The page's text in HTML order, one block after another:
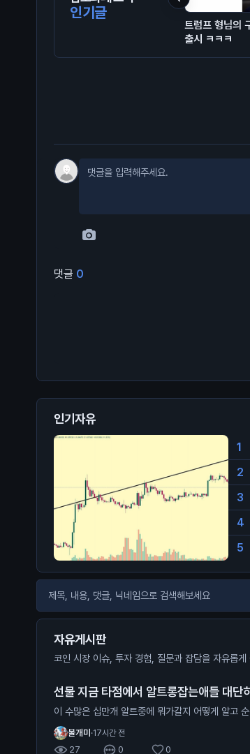
인기글
트럼프 형님의
출시 ㅋㅋㅋ
댓글 0
인기자유
1
2
3
4
5
자유게시판
코인 시장 이슈, 투자 경험, 질문과 잡담을 자유롭
선물 지금 타점에서 알트롱잡는애들 대단
이
불개미 ·17시간 전
27 0 0